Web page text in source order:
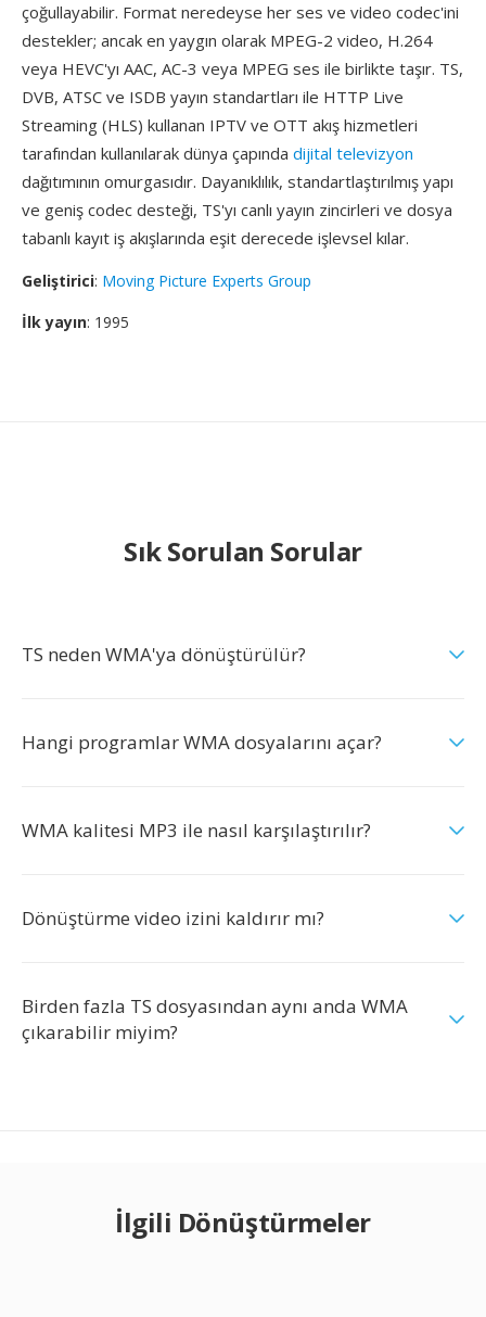
çoğullayabilir. Format neredeyse her ses ve video codec'ini
destekler; ancak en yaygın olarak MPEG-2 video, H.264
veya HEVC'yı AAC, AC-3 veya MPEG ses ile birlikte taşır. TS,
DVB, ATSC ve ISDB yayın standartları ile HTTP Live
Streaming (HLS) kullanan IPTV ve OTT akış hizmetleri
tarafından kullanılarak dünya çapında dijital televizyon
dağıtımının omurgasıdır. Dayanıklılık, standartlaştırılmış yapı
ve geniş codec desteği, TS'yı canlı yayın zincirleri ve dosya
tabanlı kayıt iş akışlarında eşit derecede işlevsel kılar.
Geliştirici: Moving Picture Experts Group
İlk yayın: 1995
Sık Sorulan Sorular
TS neden WMA'ya dönüştürülür?
Hangi programlar WMA dosyalarını açar?
WMA kalitesi MP3 ile nasıl karşılaştırılır?
Dönüştürme video izini kaldırır mı?
Birden fazla TS dosyasından aynı anda WMA
çıkarabilir miyim?
İlgili Dönüştürmeler